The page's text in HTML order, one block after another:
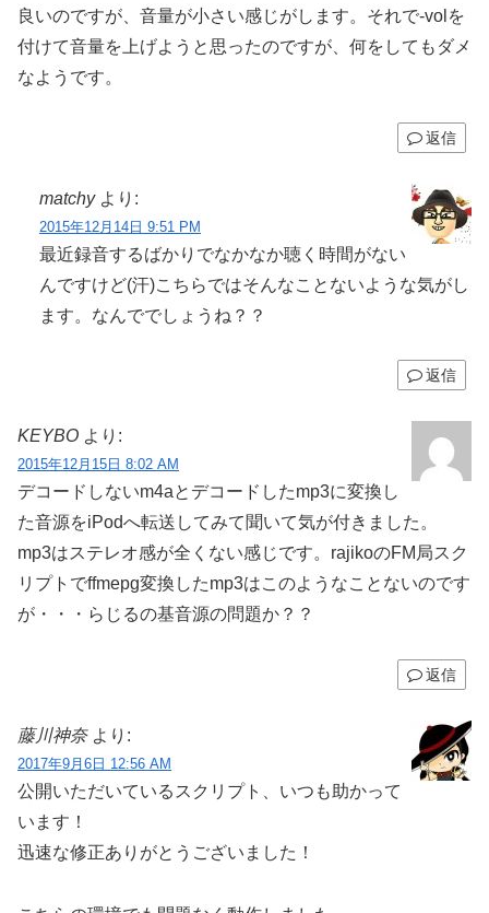
良いのですが、音量が小さい感じがします。それで-volを
付けて音量を上げようと思ったのですが、何をしてもダメ
なようです。
返信
matchy より:
2015年12月14日 9:51 PM
最近録音するばかりでなかなか聴く時間がない
んですけど(汗)こちらではそんなことないような気がし
ます。なんででしょうね？？
返信
KEYBO より:
2015年12月15日 8:02 AM
デコードしないm4aとデコードしたmp3に変換し
た音源をiPodへ転送してみて聞いて気が付きました。
mp3はステレオ感が全くない感じです。rajikoのFM局スク
リプトでffmepg変換したmp3はこのようなことないのです
が・・・らじるの基音源の問題か？？
返信
藤川神奈 より:
2017年9月6日 12:56 AM
公開いただいているスクリプト、いつも助かって
います！
迅速な修正ありがとうございました！